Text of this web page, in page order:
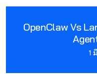
OpenClaw Vs
1